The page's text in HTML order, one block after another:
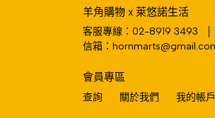
羊角購物 x 萊悠諾生活
客服專線：02-8919 3493
信箱：
會員專區
查詢 關於我們 我的帳戶